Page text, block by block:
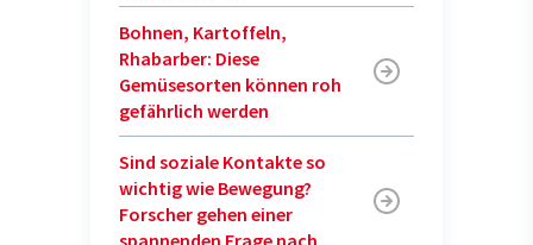
Bohnen, Kartoffeln,
Rhabarber: Diese
Gemüsesorten können roh
gefährlich werden
Sind soziale Kontakte so
wichtig wie Bewegung?
Forscher gehen einer
spannenden Frage nach